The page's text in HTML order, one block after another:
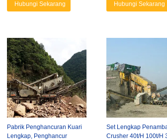
Hubungi Sekarang
Hubungi Sekarang
Pabrik Penghancuran Kuari
Lengkap, Penghancur
Set Lengkap
Crusher 40t/H 100t/H